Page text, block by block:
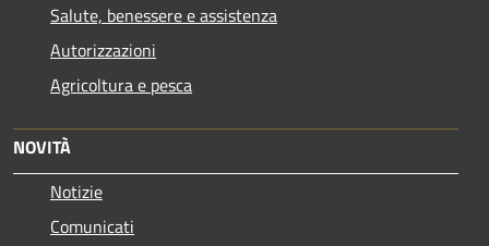
Salute, benessere e assistenza
Autorizzazioni
Agricoltura e pesca
NOVITÀ
Notizie
Comunicati